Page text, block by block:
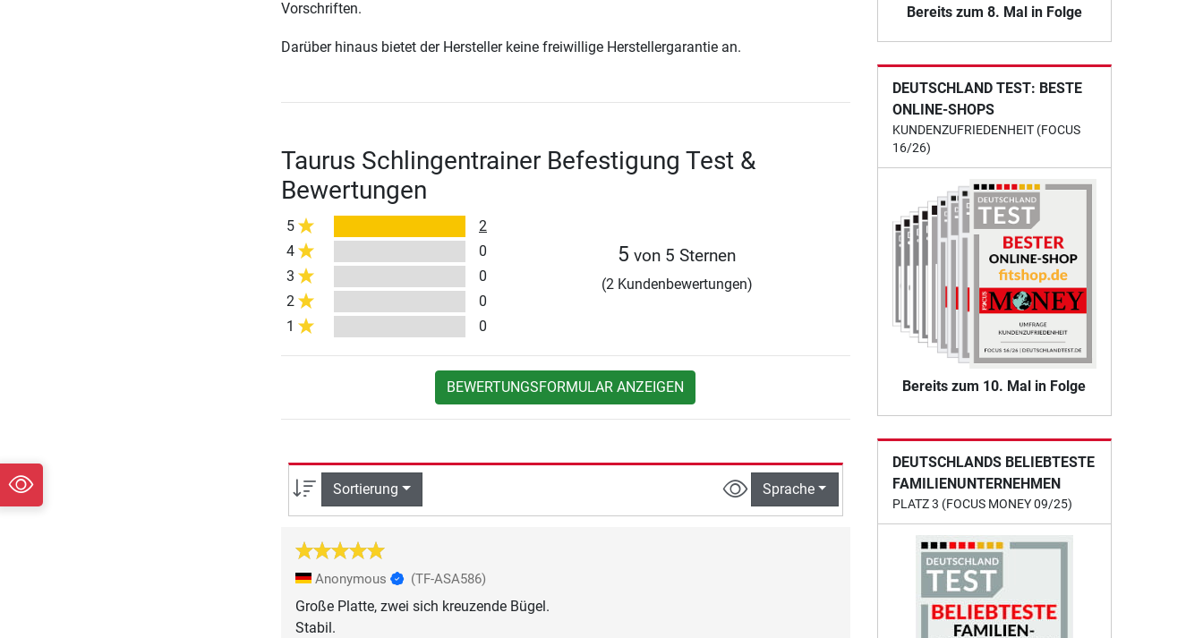
Vorschriften.
Darüber hinaus bietet der Hersteller keine freiwillige Herstellergarantie an.
Taurus Schlingentrainer Befestigung Test &
Bewertungen
5
2
4
0
3
0
2
0
1
0
5 von 5 Sternen
(2 Kundenbewertungen)
BEWERTUNGSFORMULAR ANZEIGEN
Sortierung Sprache
Anonymous (TF-ASA586)
Große Platte, zwei sich kreuzende Bügel.
Stabil.
Bereits zum 8. Mal in Folge
DEUTSCHLAND TEST: BESTE
ONLINE-SHOPS
KUNDENZUFRIEDENHEIT (FOCUS
16/26)
Bereits zum 10. Mal in Folge
DEUTSCHLANDS BELIEBTESTE
FAMILIENUNTERNEHMEN
PLATZ 3 (FOCUS MONEY 09/25)